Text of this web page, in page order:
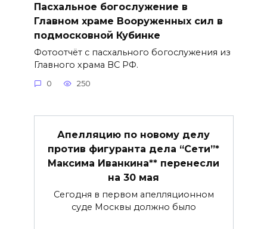
Пасхальное богослужение в
Главном храме Вооруженных сил в
подмосковной Кубинке
Фотоотчёт с пасхального богослужения из
Главного храма ВС РФ.
0 250
Апелляцию по новому делу
против фигуранта дела “Сети”*
Максима Иванкина** перенесли
на 30 мая
Сегодня в первом апелляционном
суде Москвы должно было